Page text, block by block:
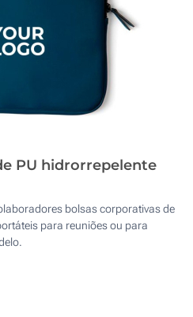
PU hidrorrepelente
bolsas corporativas de
para reuniões ou para